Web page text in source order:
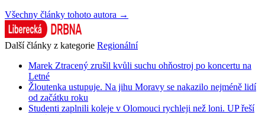
Všechny články tohoto autora →
Další články z kategorie Regionální
Marek Ztracený zrušil kvůli suchu ohňostroj po koncertu na
Letné
Žloutenka ustupuje. Na jihu Moravy se nakazilo nejméně lidí
od začátku roku
Studenti zaplnili koleje v Olomouci rychleji než loni. UP řeší